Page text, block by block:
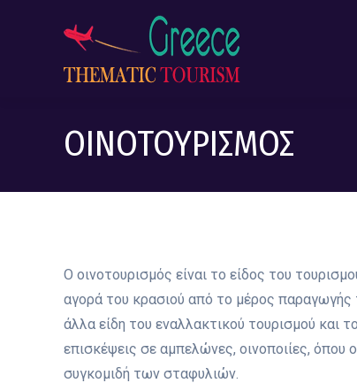
ΟΙΝΟΤΟΥΡΙΣΜΟΣ
Ο οινοτουρισμός είναι το είδος του
αγορά του κρασιού από το μέρος παραγωγής
άλλα είδη του εναλλακτικού τουρισμού και
επισκέψεις σε αμπελώνες, οινοποιίες, όπου
συγκομιδή των σταφυλιών.